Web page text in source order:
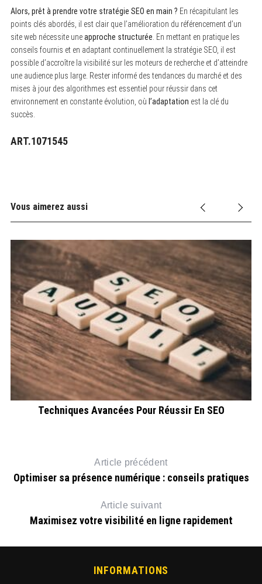
Alors, prêt à prendre votre stratégie SEO en main ? En récapitulant les
points clés abordés, il est clair que l’amélioration du référencement d’un
site web nécessite uneapproche structurée . En mettant en pratique les
conseils fournis et en adaptant continuellement la stratégie SEO, il est
possible d’accroître la visibilité sur les moteurs de recherche et d’atteindre
une audience plus large. Rester informé des tendances du marché et des
mises à jour des algorithmes est essentiel pour réussir dans cet
environnement en constante évolution, où l’adaptation est la clé du
succès.
ART.1071545
Vous aimerez aussi
Techniques Avancées Pour Réussir En SEO
Article précédent
Optimiser sa présence numérique : conseils pratiques
Article suivant
Maximisez votre visibilité en ligne rapidement
INFORMATIONS